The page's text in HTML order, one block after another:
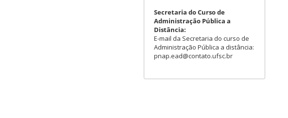
Secretaria do Curso de
Administração Pública a
Distância:
E-mail da Secretaria do curso de
Administração Pública a distância:
pnap.ead@contato.ufsc.br